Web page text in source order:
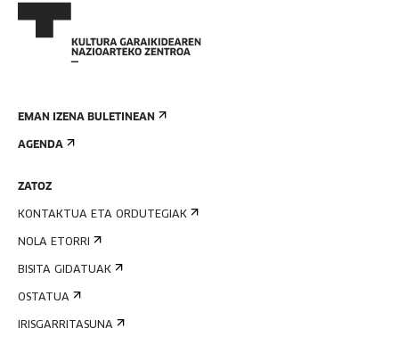
EMAN IZENA BULETINEAN
AGENDA
ZATOZ
KONTAKTUA ETA ORDUTEGIAK
NOLA ETORRI
BISITA GIDATUAK
OSTATUA
IRISGARRITASUNA